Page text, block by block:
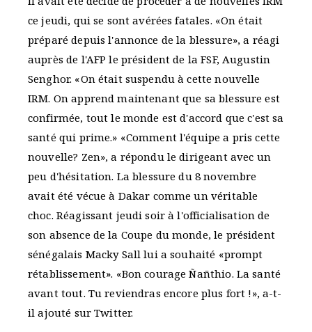
ce jeudi, qui se sont avérées fatales. «On était
préparé depuis l'annonce de la blessure», a réagi
auprès de l'AFP le président de la FSF, Augustin
Senghor. «On était suspendu à cette nouvelle
IRM. On apprend maintenant que sa blessure est
confirmée, tout le monde est d'accord que c'est sa
santé qui prime.» «Comment l'équipe a pris cette
nouvelle? Zen», a répondu le dirigeant avec un
peu d'hésitation. La blessure du 8 novembre
avait été vécue à Dakar comme un véritable
choc. Réagissant jeudi soir à l'officialisation de
son absence de la Coupe du monde, le président
sénégalais Macky Sall lui a souhaité «prompt
rétablissement». «Bon courage Ñañthio. La santé
avant tout. Tu reviendras encore plus fort !», a-t-
il ajouté sur Twitter.